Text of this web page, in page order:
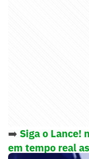
➡️ Siga o Lance!
em tempo real